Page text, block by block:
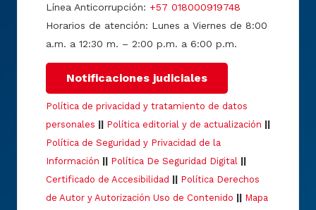
Línea Anticorrupción: +57 018000919748
Horarios de atención: Lunes a Viernes de 8:00
a.m. a 12:30 m. – 2:00 p.m. a 6:00 p.m.
Notificaciones judiciales
Política de privacidad y tratamiento de datos
personales
Política editorial y de actualización
Política de Seguridad y Privacidad de la
Información
Política De Seguridad Digital
Certificado de Accesibilidad
Política Derechos
de Autor y Autorización Uso de Contenido
Mapa